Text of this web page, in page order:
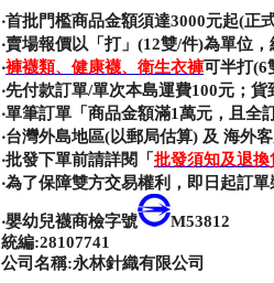
‧首批門檻商品金額須達3000元起(正
‧賣場報價以「打」(12雙/件)為單位，
‧褲襪類、健康襪、衛生衣褲可半打(6
‧先付款訂單/單次本島運費100元；
‧單筆訂單「商品金額滿1萬元，且全
‧台灣外島地區(以郵局估算) 及 海外
‧批發下單前請詳閱「 批發須知及退
‧為了保障雙方交易權利，即日起訂
‧嬰幼兒襪商檢字號
M53812
統編:28107741
公司名稱:永林針織有限公司